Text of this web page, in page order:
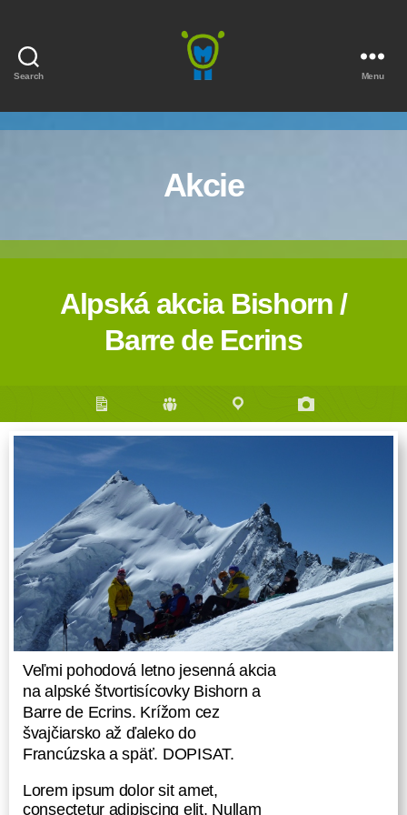
Search Menu
Akcie
Alpská akcia Bishorn /
Barre de Ecrins
Veľmi pohodová letno jesenná akcia
na alpské štvortisícovky Bishorn a
Barre de Ecrins. Krížom cez
švajčiarsko až ďaleko do
Francúzska a späť. DOPISAT.
Lorem ipsum dolor sit amet,
consectetur adipiscing elit. Nullam